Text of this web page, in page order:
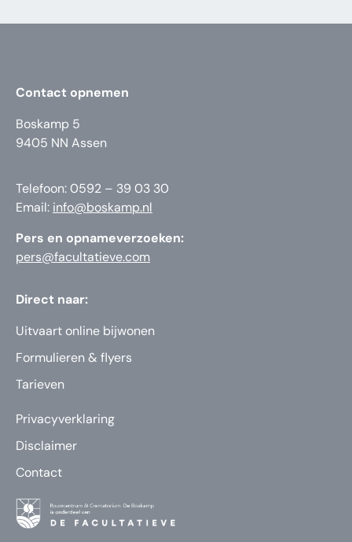
Contact opnemen
Boskamp 5
9405 NN Assen
Telefoon: 0592 – 39 03 30
Email: info@boskamp.nl
Pers en opnameverzoeken:
pers@facultatieve.com
Direct naar:
Uitvaart online bijwonen
Formulieren & flyers
Tarieven
Privacyverklaring
Disclaimer
Contact